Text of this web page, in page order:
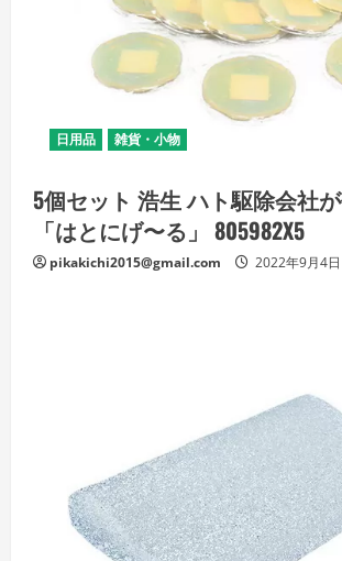
日用品 雑貨・小物
5個セット 浩生 ハト駆除会社
「はとにげ〜る」 805982X5
pikakichi2015@gmail.com 2022年9月4日